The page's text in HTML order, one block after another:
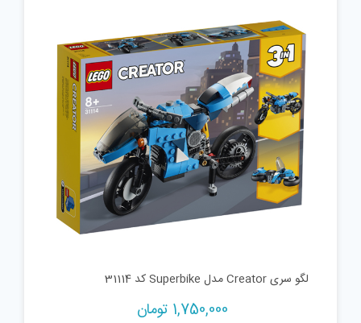
لگو سری Creator مدل Superbike کد 31114
1,750,000 تومان